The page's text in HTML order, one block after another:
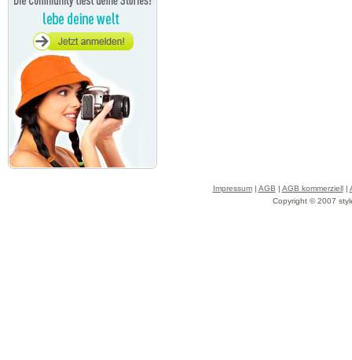
Impressum| AGB | AGB kommerziell|
Copyright © 2007